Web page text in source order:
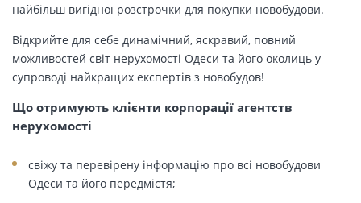
найбільш вигідної розстрочки для покупки новобудови.
Відкрийте для себе динамічний, яскравий, повний
можливостей світ нерухомості Одеси та його околиць у
супроводі найкращих експертів з новобудов!
Що отримують клієнти корпорації агентств
нерухомості
свіжу та перевірену інформацію про всі новобудови
Одеси та його передмістя;